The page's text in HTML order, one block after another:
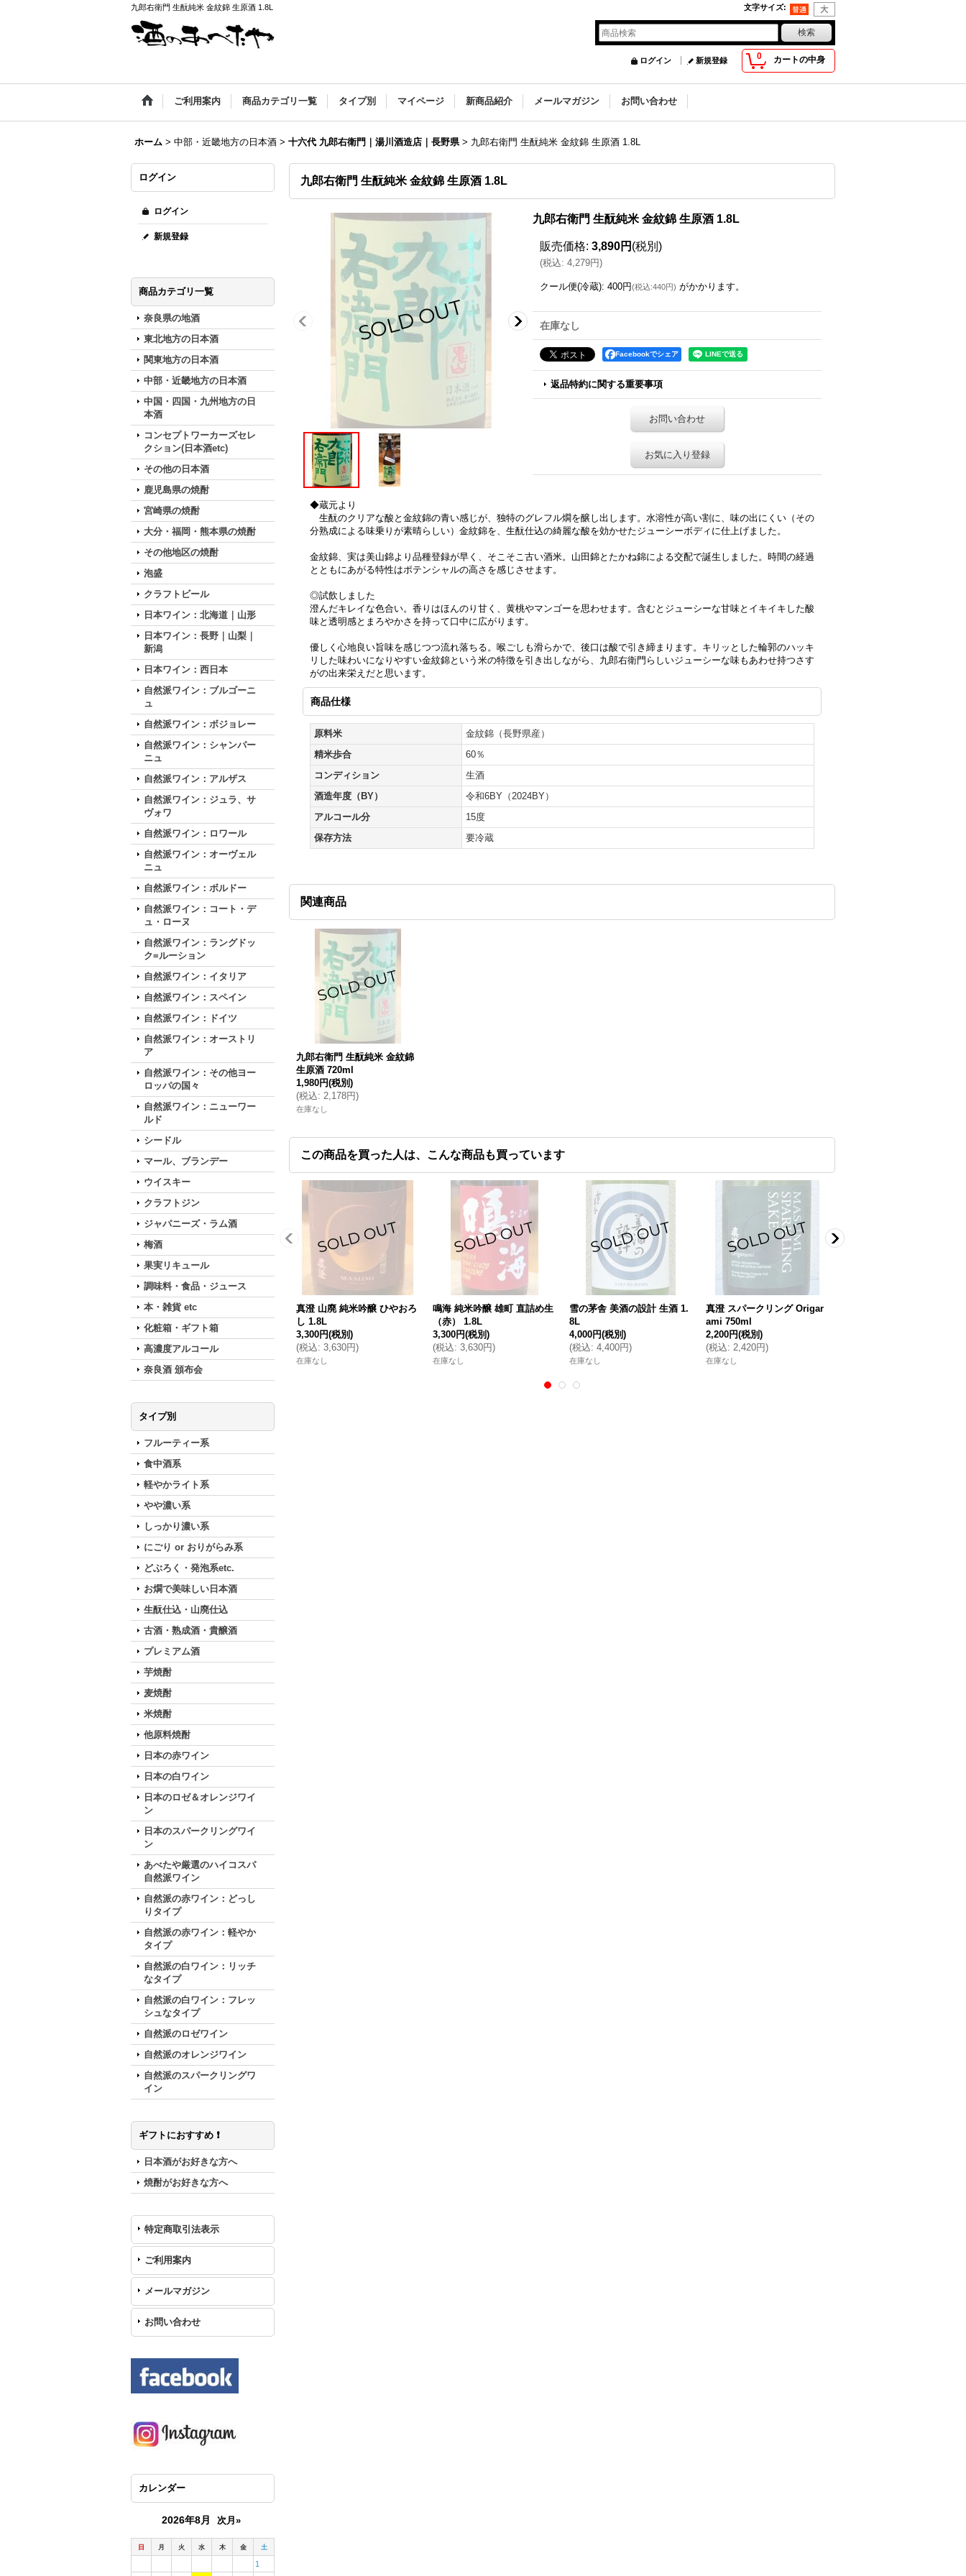
九郎右衛門 生酛純米 金紋錦 生原酒 1.8L 文字サイズ:
0 カートの中身
ログイン 新規登録
ご利用案内 商品カテゴリ一覧 タイプ別 マイページ 新商品紹介 メールマガジン お問い合わせ
ホーム > 中部・近畿地方の日本酒 > 十六代 九郎右衛門｜湯川酒造店｜長野県 > 九郎右衛門 生酛純米 金紋錦 生原酒 1.8L
ログイン
ログイン
新規登録
商品カテゴリ一覧
奈良県の地酒
東北地方の日本酒
関東地方の日本酒
中部・近畿地方の日本酒
中国・四国・九州地方の日
本酒
コンセプトワーカーズセレ
クション(日本酒etc)
その他の日本酒
鹿児島県の焼酎
宮崎県の焼酎
大分・福岡・熊本県の焼酎
その他地区の焼酎
泡盛
クラフトビール
日本ワイン：北海道｜山形
日本ワイン：長野｜山梨｜
新潟
日本ワイン：西日本
自然派ワイン：ブルゴーニ
ュ
自然派ワイン：ボジョレー
自然派ワイン：シャンパー
ニュ
自然派ワイン：アルザス
自然派ワイン：ジュラ、サ
ヴォワ
自然派ワイン：ロワール
自然派ワイン：オーヴェル
ニュ
自然派ワイン：ボルドー
自然派ワイン：コート・デ
ュ・ローヌ
自然派ワイン：ラングドッ
ク=ルーション
自然派ワイン：イタリア
自然派ワイン：スペイン
自然派ワイン：ドイツ
自然派ワイン：オーストリ
ア
自然派ワイン：その他ヨー
ロッパの国々
自然派ワイン：ニューワー
ルド
シードル
マール、ブランデー
ウイスキー
クラフトジン
ジャパニーズ・ラム酒
梅酒
果実リキュール
調味料・食品・ジュース
本・雑貨 etc
化粧箱・ギフト箱
高濃度アルコール
奈良酒 頒布会
タイプ別
フルーティー系
食中酒系
軽やかライト系
やや濃い系
しっかり濃い系
にごり or おりがらみ系
どぶろく・発泡系etc.
お燗で美味しい日本酒
生酛仕込・山廃仕込
古酒・熟成酒・貴醸酒
プレミアム酒
芋焼酎
麦焼酎
米焼酎
他原料焼酎
日本の赤ワイン
日本の白ワイン
日本のロゼ＆オレンジワイ
ン
日本のスパークリングワイ
ン
あべたや厳選のハイコスパ
自然派ワイン
自然派の赤ワイン：どっし
りタイプ
自然派の赤ワイン：軽やか
タイプ
自然派の白ワイン：リッチ
なタイプ
自然派の白ワイン：フレッ
シュなタイプ
自然派のロゼワイン
自然派のオレンジワイン
自然派のスパークリングワ
イン
ギフトにおすすめ ❗️
日本酒がお好きな方へ
焼酎がお好きな方へ
特定商取引法表示
ご利用案内
メールマガジン
お問い合わせ
カレンダー
2026年8月 次月»
日 月 火 水 木 金 土
1
九郎右衛門 生酛純米 金紋錦 生原酒 1.8L
九郎右衛門 生酛純米 金紋錦 生原酒 1.8L
販売価格: 3,890円 (税別)
(税込: 4,279円)
クール便(冷蔵): 400円(税込:440円) がかかります。
在庫なし
Facebookでシェア
返品特約に関する重要事項
お問い合わせ
お気に入り登録
◆蔵元より
生酛のクリアな酸と金紋錦の青い感じが、独特のグレフル燗を醸し出します。水溶性が高い割に、味の出にくい（その
分熟成による味乗りが素晴らしい）金紋錦を、生酛仕込の綺麗な酸を効かせたジューシーボディに仕上げました。
金紋錦、実は美山錦より品種登録が早く、そこそこ古い酒米。山田錦とたかね錦による交配で誕生しました。時間の経過
とともにあがる特性はポテンシャルの高さを感じさせます。
◎試飲しました
澄んだキレイな色合い。香りはほんのり甘く、黄桃やマンゴーを思わせます。含むとジューシーな甘味とイキイキした酸
味と透明感とまろやかさを持って口中に広がります。
優しく心地良い旨味を感じつつ流れ落ちる。喉ごしも滑らかで、後口は酸で引き締まります。キリッとした輪郭のハッキ
リした味わいになりやすい金紋錦という米の特徴を引き出しながら、九郎右衛門らしいジューシーな味もあわせ持つさす
がの出来栄えだと思います。
商品仕様
原料米
金紋錦（長野県産）
精米歩合
60％
コンディション
生酒
酒造年度（BY）
令和6BY（2024BY）
アルコール分
15度
保存方法
要冷蔵
関連商品
九郎右衛門 生酛純米 金紋錦
生原酒 720ml
1,980円(税別)
(税込: 2,178円)
在庫なし
この商品を買った人は、こんな商品も買っています
真澄 山廃 純米吟醸 ひやおろ
し 1.8L
3,300円(税別)
(税込: 3,630円)
在庫なし
鳴海 純米吟醸 雄町 直詰め生
（赤） 1.8L
3,300円(税別)
(税込: 3,630円)
在庫なし
雪の茅舎 美酒の設計 生酒 1.
8L
4,000円(税別)
(税込: 4,400円)
在庫なし
真澄 スパークリング Origar
ami 750ml
2,200円(税別)
(税込: 2,420円)
在庫なし